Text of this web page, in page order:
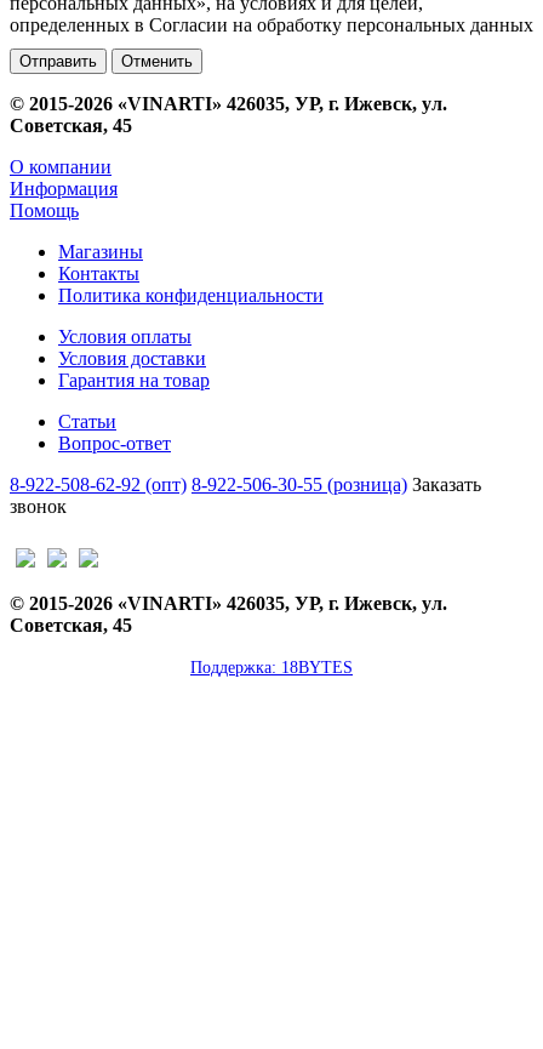
определенных в Согласии на обработку персональных данных
Отменить
© 2015-2026 «VINARTI» 426035, УР, г. Ижевск, ул.
Советская, 45
О компании
Информация
Помощь
Магазины
Контакты
Политика конфиденциальности
Условия оплаты
Условия доставки
Гарантия на товар
Статьи
Вопрос-ответ
8-922-508-62-92 (опт) 8-922-506-30-55 (розница) Заказать
звонок
© 2015-2026 «VINARTI» 426035, УР, г. Ижевск, ул.
Советская, 45
Поддержка: 18BYTES